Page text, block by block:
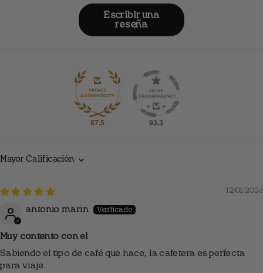
Escribir una
reseña
87.5 93.3
Sort by
12/01/2026
antonio marin
Muy contento con el
Sabiendo el tipo de café que hace, la cafetera es perfecta
para viaje.